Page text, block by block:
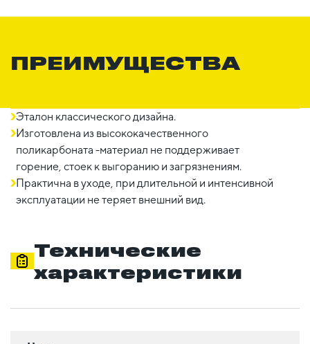
ПРЕИМУЩЕСТВА
Эталон классического дизайна.
Изготовлена из высококачественного
поликарбоната -материал не поддерживает
горение, стоек к выгоранию и загрязнениям.
Практична в уходе, при длительной и интенсивной
эксплуатации не теряет внешний вид.
Технические
характеристики